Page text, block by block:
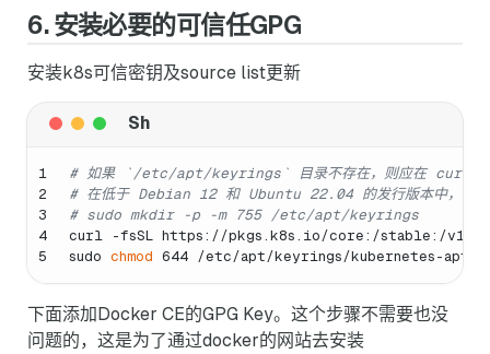
6. 安装必要的可信任GPG
安装k8s可信密钥及source list更新
1
2
3
4
5
# 如果 `/etc/apt/keyrings` 目录不存在，则应在 curl 命令
# 在低于 Debian 12 和 Ubuntu 22.04 的发行版本中，/
# sudo mkdir -p -m 755 /etc/apt/keyrings
curl -fsSL https://pkgs.k8s.io/core:/stable:/
sudo chmod 644 /etc/apt/keyrings/kubernetes-apt-
下面添加Docker CE的GPG Key。这个步骤不需要也没
问题的，这是为了通过docker的网站去安装